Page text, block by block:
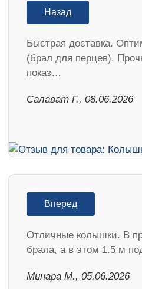
Назад
Быстрая доставка.
(брал для перцев).
показ…
Салават Г., 08.06.2026
Вперед
Отличные колышки. В
брала, а в этом 1.5 м
Минара М., 05.06.2026